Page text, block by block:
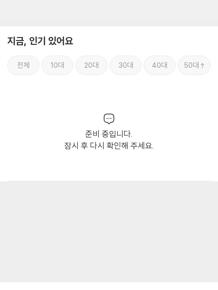
지금, 인기 있어요
전체 10대 20대 30대 40대 50대
준비 중입니다.
잠시 후 다시 확인해 주세요.